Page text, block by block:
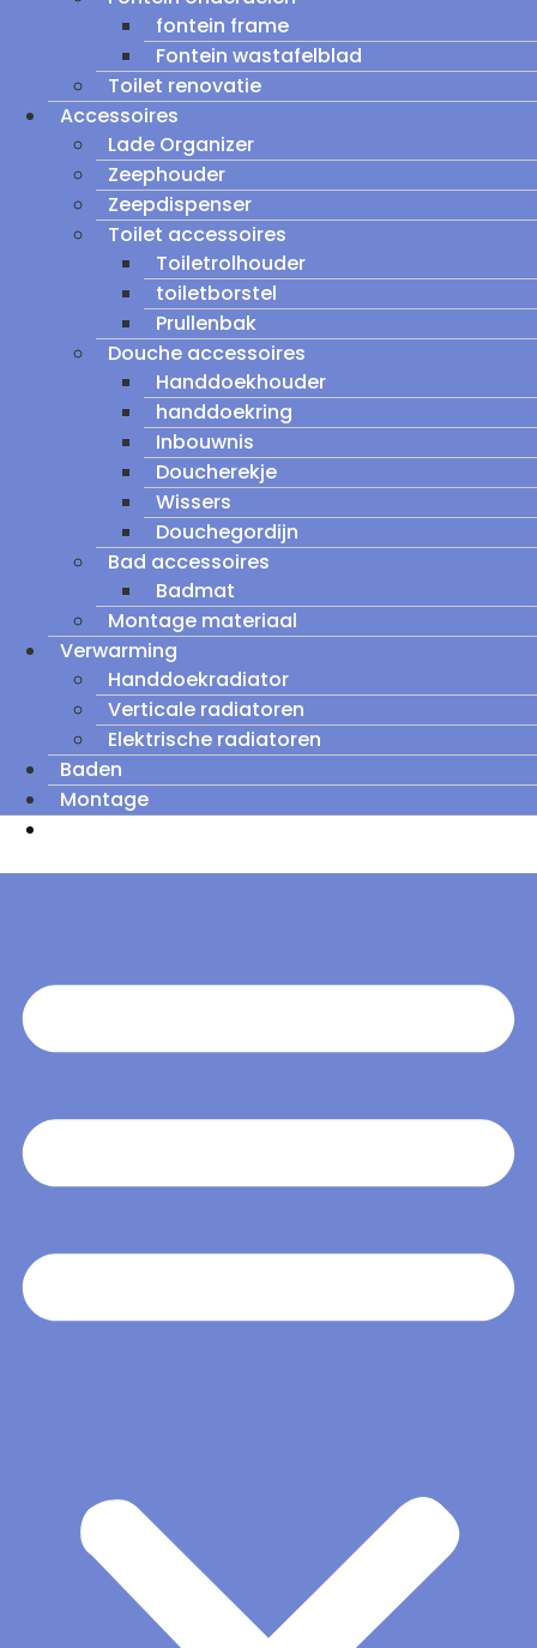
fontein frame
Fontein wastafelblad
Toilet renovatie
Accessoires
Lade Organizer
Zeephouder
Zeepdispenser
Toilet accessoires
Toiletrolhouder
toiletborstel
Prullenbak
Douche accessoires
Handdoekhouder
handdoekring
Inbouwnis
Doucherekje
Wissers
Douchegordijn
Bad accessoires
Badmat
Montage materiaal
Verwarming
Handdoekradiator
Verticale radiatoren
Elektrische radiatoren
Baden
Montage